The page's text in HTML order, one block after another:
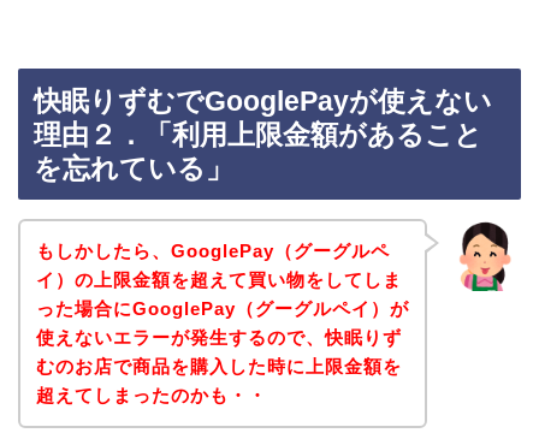
快眠りずむでGooglePayが使えない
理由２．「利用上限金額があること
を忘れている」
もしかしたら、GooglePay（グーグルペ
イ）の上限金額を超えて買い物をしてしま
った場合にGooglePay（グーグルペイ）が
使えないエラーが発生するので、快眠りず
むのお店で商品を購入した時に上限金額を
超えてしまったのかも・・